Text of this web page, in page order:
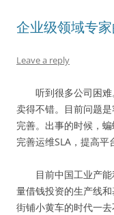
企业级领域专
Leave a reply
听到很多公司困难
卖得不错。目前问题
完善。出事的时候，
完善运维SLA，提高平
目前中国工业产能
量借钱投资的生产线
街铺小黄车的时代一